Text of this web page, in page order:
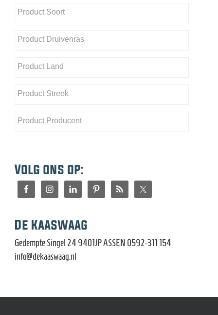
Volg ons op:
De Kaaswaag
Gedempte Singel 24 9401JP ASSEN 0592-311 154
info@dekaaswaag.nl